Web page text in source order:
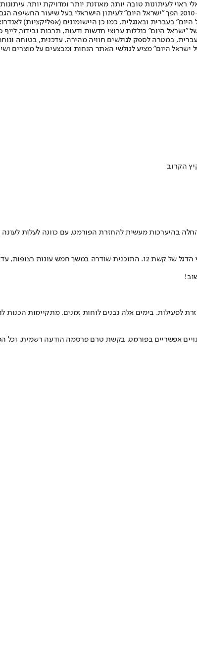
לעיתונות טובה יותר, מאוזנת יותר ומדויקת יותר.
תשלום. המהדורה המודפסת הראשונה פורסמה ב-30 ביולי 2007, וב-2010 הפך "ישראל
"ישראל היום" כוללות ערוצי חדשות ודעות, תרבות ובידור,
בעברית, במטרה לספק לגולשים חוויה מהירה, עדכנית, בטוחה
היום" מציע לגולשי האתר הנחות ומבצעים על מוצרים
הפסקה של שנתיים, נינג׳ה ישראל בדרך חזרה למסך. בקשת 12 החלה בהיערכות מעשית
לפעילות. בימים אלה נבנים לוחות זמנים, מתקיימות
אפשריים בפורמט. בקשת טרם פרסמה הודעה רשמית,